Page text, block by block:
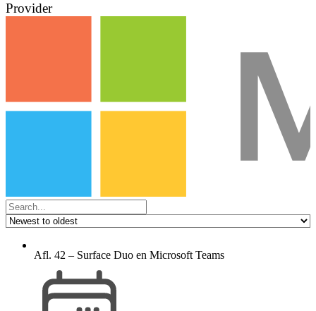
Provider
Afl. 42 – Surface Duo en Microsoft Teams